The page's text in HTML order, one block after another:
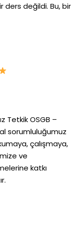
ders değildi. Bu, bir
Tetkik OSGB –
sorumluluğumuz
çalışmaya,
ve
katkı